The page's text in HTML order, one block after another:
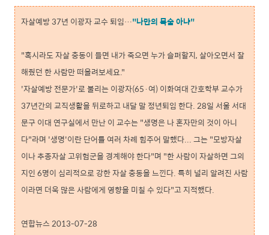
자살예방 37년 이광자 교수 퇴임…"나만의 목숨 아냐"
"혹시라도 자살 충동이 들면 내가 죽으면 누가 슬퍼할지, 살아오면서 잘
해줬던 한 사람만 떠올려보세요."
'자살예방 전문가'로 불리는 이광자(65·여) 이화여대 간호학부 교수가
37년간의 교직생활을 뒤로하고 내달 말 정년퇴임 한다. 28일 서울 서대
문구 이대 연구실에서 만난 이 교수는 "생명은 나 혼자만의 것이 아니
다"라며 '생명'이란 단어를 여러 차례 힘주어 말했다... 그는 "모방자살
이나 추종자살 고위험군을 경계해야 한다"며 "한 사람이 자살하면 그의
지인 6명이 심리적으로 강한 자살 충동을 느낀다. 특히 널리 알려진 사람
이라면 더욱 많은 사람에게 영향을 미칠 수 있다"고 지적했다.
연합뉴스 2013-07-28